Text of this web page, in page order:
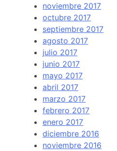
noviembre 2017
octubre 2017
septiembre 2017
agosto 2017
julio 2017
junio 2017
mayo 2017
abril 2017
marzo 2017
febrero 2017
enero 2017
diciembre 2016
noviembre 2016